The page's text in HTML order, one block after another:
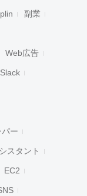
副業
Web広告
Slack
ー
スタント
EC2